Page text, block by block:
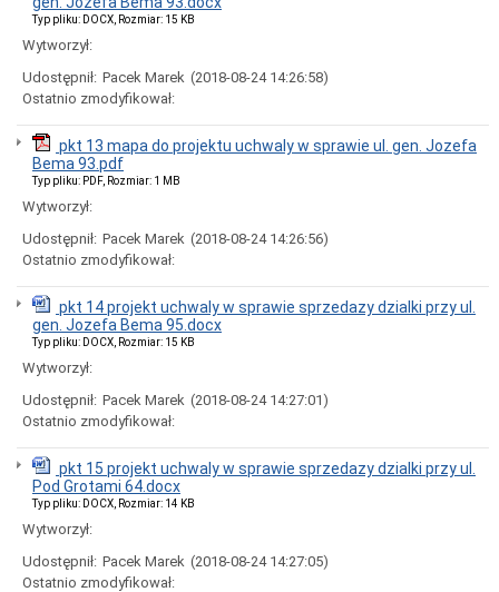
godziny
otwarcia
Regulamin
Organizacyjny
Organizacyjne
Urzędu
Miasta
Koordynator
do
spraw
dostępności
Ochrony
Małoletnich
Ochrona
osobowych
Informacje
wolne
stanowiska
urzędnicze
Rejestry
archiwum
Typ pliku: DOCX, Rozmiar: 15 KB
Wytworzył:
Udostępnił: Pacek Marek (2018-08-24 14:26:58)
Ostatnio zmodyfikował:
pkt 13 mapa do projektu uchwaly w sprawie ul. gen. Jozefa
Bema 93.pdf
Typ pliku: PDF, Rozmiar: 1 MB
Wytworzył:
Udostępnił: Pacek Marek (2018-08-24 14:26:56)
Ostatnio zmodyfikował:
pkt 14 projekt uchwaly w sprawie sprzedazy dzialki przy ul.
gen. Jozefa Bema 95.docx
Typ pliku: DOCX, Rozmiar: 15 KB
Wytworzył:
Udostępnił: Pacek Marek (2018-08-24 14:27:01)
Ostatnio zmodyfikował:
pkt 15 projekt uchwaly w sprawie sprzedazy dzialki przy ul.
Pod Grotami 64.docx
Typ pliku: DOCX, Rozmiar: 14 KB
Wytworzył:
Udostępnił: Pacek Marek (2018-08-24 14:27:05)
Ostatnio zmodyfikował: